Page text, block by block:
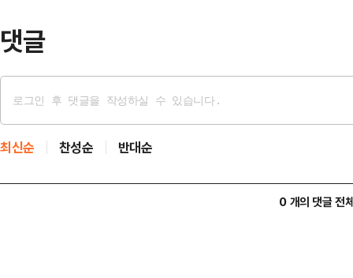
댓글
최신순 찬성순 반대순
0 개의 댓글 전